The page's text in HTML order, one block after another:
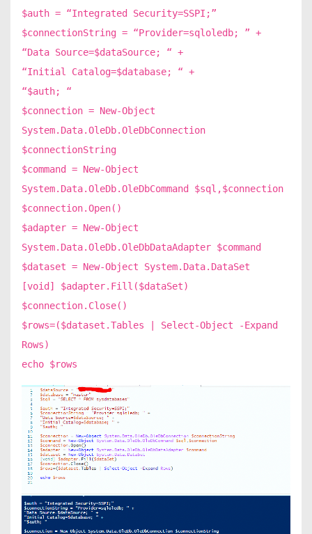
$auth = “Integrated Security=SSPI;”
$connectionString = “Provider=sqloledb; ” +
“Data Source=$dataSource; “ +
“Initial Catalog=$database; “ +
“$auth; “
$connection = New-Object
System.Data.OleDb.OleDbConnection
$connectionString
$command = New-Object
System.Data.OleDb.OleDbCommand $sql,$connection
$connection.Open()
$adapter = New-Object
System.Data.OleDb.OleDbDataAdapter $command
$dataset = New-Object System.Data.DataSet
[void] $adapter.Fill($dataSet)
$connection.Close()
$rows=($dataset.Tables | Select-Object -Expand
Rows)
echo $rows